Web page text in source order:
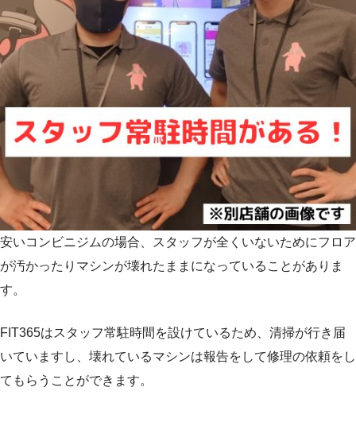
安いコンビニジムの場合、スタッフが全くいないためにフロア
が汚かったりマシンが壊れたままになっていることがありま
す。
FIT365はスタッフ常駐時間を設けているため、清掃が行き届
いていますし、壊れているマシンは報告をして修理の依頼をし
てもらうことができます。